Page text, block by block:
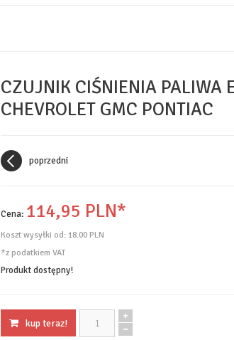
CZUJNIK CIŚNIENIA PALIWA
CHEVROLET GMC PONTIAC
poprzedni
Cena: 114,95 PLN*
Koszt wysyłki od: 18.00 PLN
*z podatkiem VAT
Produkt dostępny!
kup teraz!